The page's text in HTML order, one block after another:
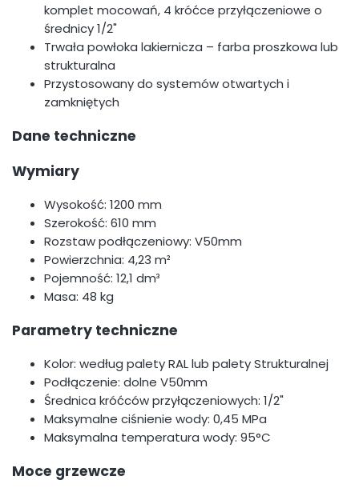
komplet mocowań, 4 króćce przyłączeniowe o
średnicy 1/2"
Trwała powłoka lakiernicza – farba proszkowa lub
strukturalna
Przystosowany do systemów otwartych i
zamkniętych
Dane techniczne
Wymiary
Wysokość: 1200 mm
Szerokość: 610 mm
Rozstaw podłączeniowy: V50mm
Powierzchnia: 4,23 m²
Pojemność: 12,1 dm³
Masa: 48 kg
Parametry techniczne
Kolor: według palety RAL lub palety Strukturalnej
Podłączenie: dolne V50mm
Średnica króćców przyłączeniowych: 1/2"
Maksymalne ciśnienie wody: 0,45 MPa
Maksymalna temperatura wody: 95°C
Moce grzewcze